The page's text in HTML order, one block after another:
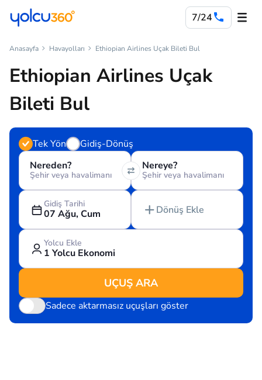
7/24
Anasayfa Havayolları Ethiopian Airlines Uçak Bileti Bul
Ethiopian Airlines Uçak
Bileti Bul
Tek Yön
Gidiş-Dönüş
Nereden?
Şehir veya havalimanı
Nereye?
Şehir veya havalimanı
Gidiş Tarihi
07 Ağu, Cum Dönüş Ekle
Yolcu Ekle
1 Yolcu Ekonomi
UÇUŞ ARA
Sadece aktarmasız uçuşları göster